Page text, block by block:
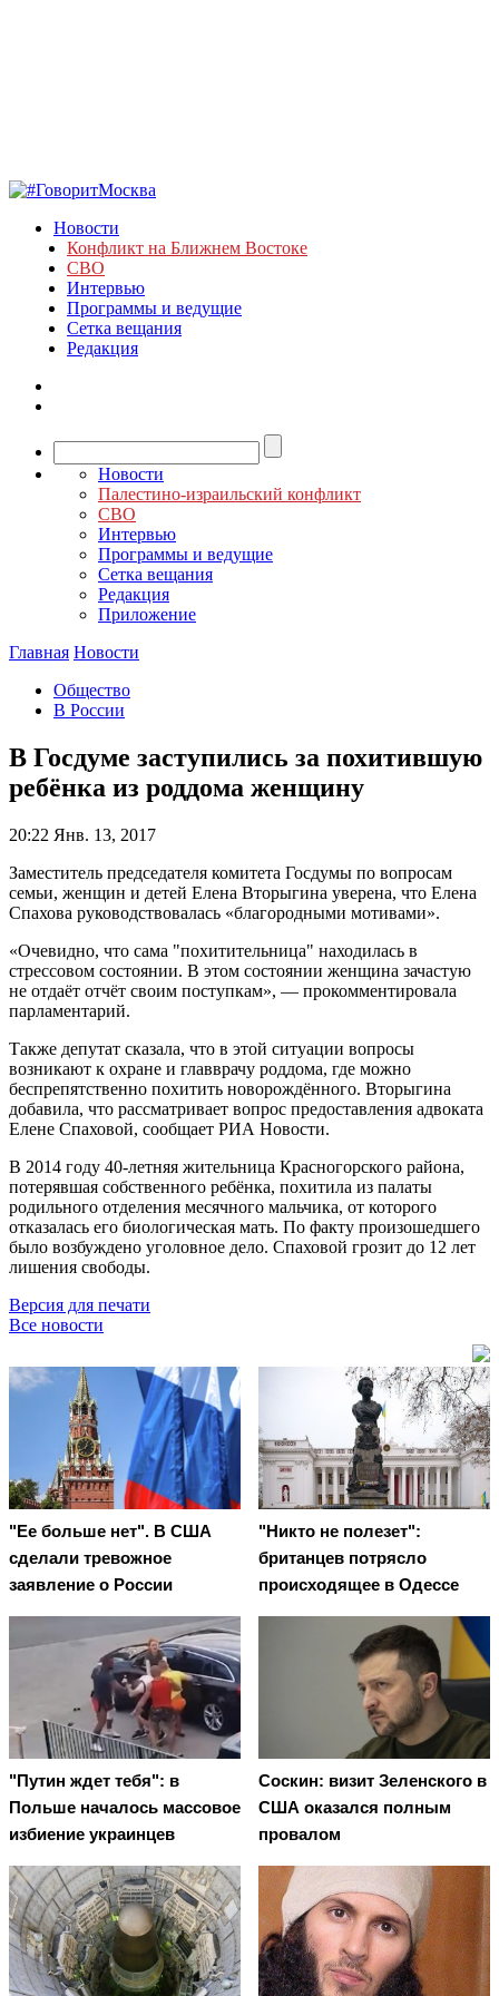
Новости
Конфликт на Ближнем Востоке
СВО
Интервью
Программы и ведущие
Сетка вещания
Редакция
Новости
Палестино-израильский конфликт
СВО
Интервью
Программы и ведущие
Сетка вещания
Редакция
Приложение
Главная Новости
Общество
В России
В Госдуме заступились за похитившую
ребёнка из роддома женщину
20:22 Янв. 13, 2017
Заместитель председателя комитета Госдумы по вопросам
семьи, женщин и детей Елена Вторыгина уверена, что Елена
Спахова руководствовалась «благородными мотивами».
«Очевидно, что сама "похитительница" находилась в
стрессовом состоянии. В этом состоянии женщина зачастую
не отдаёт отчёт своим поступкам», — прокомментировала
парламентарий.
Также депутат сказала, что в этой ситуации вопросы
возникают к охране и главврачу роддома, где можно
беспрепятственно похитить новорождённого. Вторыгина
добавила, что рассматривает вопрос предоставления адвоката
Елене Спаховой, сообщает РИА Новости.
В 2014 году 40-летняя жительница Красногорского района,
потерявшая собственного ребёнка, похитила из палаты
родильного отделения месячного мальчика, от которого
отказалась его биологическая мать. По факту произошедшего
было возбуждено уголовное дело. Спаховой грозит до 12 лет
лишения свободы.
Версия для печати
Все новости
"Ее больше нет". В США
сделали тревожное
заявление о России
"Никто не полезет":
британцев потрясло
происходящее в Одессе
"Путин ждет тебя": в
Польше началось массовое
избиение украинцев
Соскин: визит Зеленского в
США оказался полным
провалом